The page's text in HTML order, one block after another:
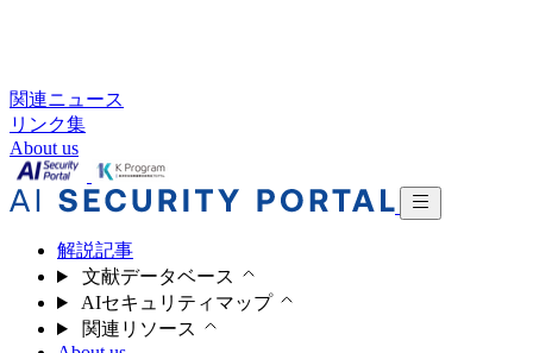
関連ニュース
リンク集
About us
解説記事
文献データベース
AIセキュリティマップ
関連リソース